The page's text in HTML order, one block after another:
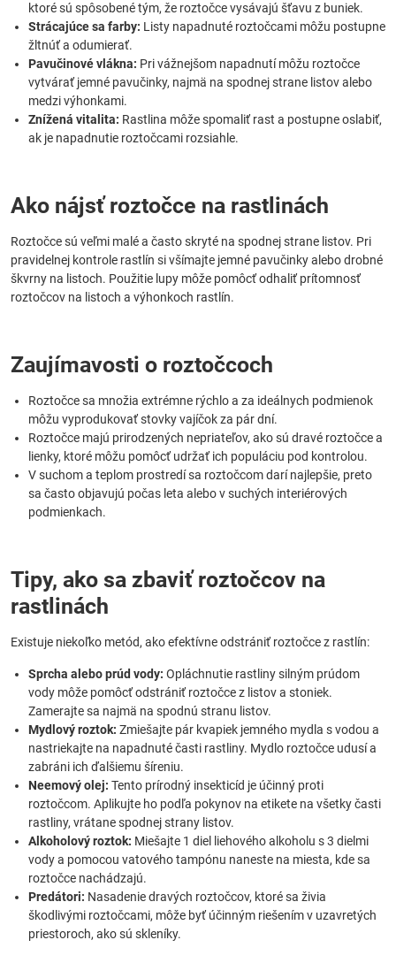
ktoré sú spôsobené tým, že roztočce vysávajú šťavu z buniek.
Strácajúce sa farby: Listy napadnuté roztočcami môžu postupne
žltnúť a odumierať.
Pavučinové vlákna: Pri vážnejšom napadnutí môžu roztočce
vytvárať jemné pavučinky, najmä na spodnej strane listov alebo
medzi výhonkami.
Znížená vitalita: Rastlina môže spomaliť rast a postupne oslabiť,
ak je napadnutie roztočcami rozsiahle.
Ako nájsť roztočce na rastlinách
Roztočce sú veľmi malé a často skryté na spodnej strane listov. Pri
pravidelnej kontrole rastlín si všímajte jemné pavučinky alebo drobné
škvrny na listoch. Použitie lupy môže pomôcť odhaliť prítomnosť
roztočcov na listoch a výhonkoch rastlín.
Zaujímavosti o roztočcoch
Roztočce sa množia extrémne rýchlo a za ideálnych podmienok
môžu vyprodukovať stovky vajíčok za pár dní.
Roztočce majú prirodzených nepriateľov, ako sú dravé roztočce a
lienky, ktoré môžu pomôcť udržať ich populáciu pod kontrolou.
V suchom a teplom prostredí sa roztočcom darí najlepšie, preto
sa často objavujú počas leta alebo v suchých interiérových
podmienkach.
Tipy, ako sa zbaviť roztočcov na
rastlinách
Existuje niekoľko metód, ako efektívne odstrániť roztočce z rastlín:
Sprcha alebo prúd vody: Opláchnutie rastliny silným prúdom
vody môže pomôcť odstrániť roztočce z listov a stoniek.
Zamerajte sa najmä na spodnú stranu listov.
Mydlový roztok: Zmiešajte pár kvapiek jemného mydla s vodou a
nastriekajte na napadnuté časti rastliny. Mydlo roztočce udusí a
zabráni ich ďalšiemu šíreniu.
Neemový olej: Tento prírodný insekticíd je účinný proti
roztočcom. Aplikujte ho podľa pokynov na etikete na všetky časti
rastliny, vrátane spodnej strany listov.
Alkoholový roztok: Miešajte 1 diel liehového alkoholu s 3 dielmi
vody a pomocou vatového tampónu naneste na miesta, kde sa
roztočce nachádzajú.
Predátori: Nasadenie dravých roztočcov, ktoré sa živia
škodlivými roztočcami, môže byť účinným riešením v uzavretých
priestoroch, ako sú skleníky.